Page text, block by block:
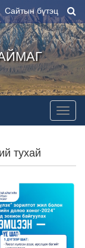
Сайтын бүтэц
тухай